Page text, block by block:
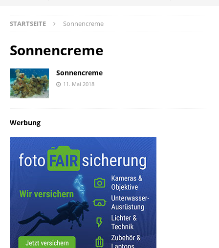
STARTSEITE Sonnencreme
Sonnencreme
Sonnencreme
11. Mai 2018
Werbung